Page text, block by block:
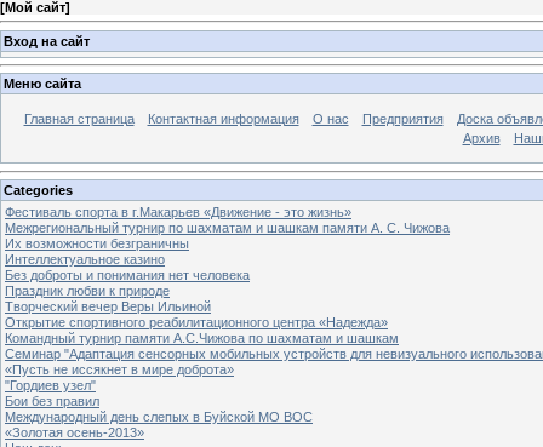
[Мой сайт]
Вход на сайт
Меню сайта
Главная страница Контактная информация О нас Предприятия
Доска
Архив
Categories
Фестиваль спорта в г.Макарьев «Движение - это жизнь»
Межрегиональный турнир по шахматам и шашкам памяти А. С. Чижова
Их возможности безграничны
Интеллектуальное казино
Без доброты и понимания нет человека
Праздник любви к природе
Творческий вечер Веры Ильиной
Открытие спортивного реабилитационного центра «Надежда»
Командный турнир памяти А.С.Чижова по шахматам и шашкам
Семинар "Адаптация сенсорных мобильных устройств для невизуального
«Пусть не иссякнет в мире доброта»
"Гордиев узел"
Бои без правил
Международный день слепых в Буйской МО ВОС
«Золотая осень-2013»